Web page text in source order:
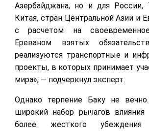
Азербайджана, но и для России,
Китая, стран Центральной Азии и
с расчетом на
Ереваном взятых
реализуются транспортные и
проекты, в которых принимает
мира», — подчеркнул эксперт.
Однако терпение Баку не
широкий набор рычагов влияния
более жесткого